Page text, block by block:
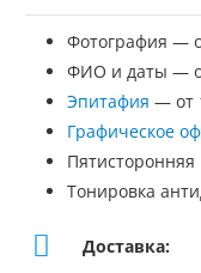
Фотография —
ФИО и даты —
Эпитафия — от
Графическое
Пятисторонняя
Тонировка
Доставка: